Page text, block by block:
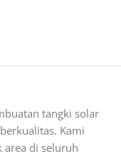
tangki solar
Kami
area di seluruh